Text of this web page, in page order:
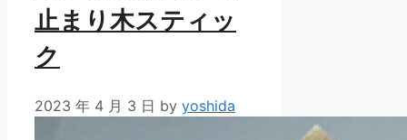
止まり木スティッ
ク
2023 年 4 月 3 日 by yoshida